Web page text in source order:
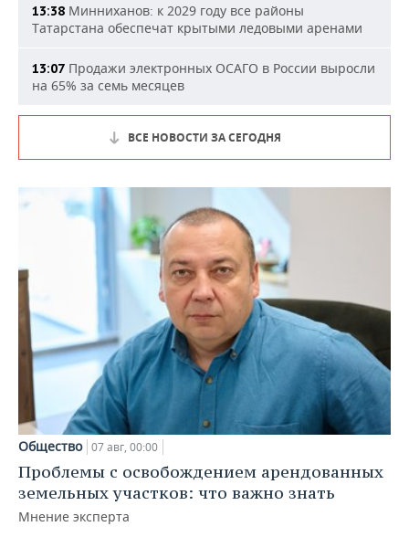
13:38 Минниханов: к 2029 году все районы
Татарстана обеспечат крытыми ледовыми аренами
13:07 Продажи электронных ОСАГО в России выросли
на 65% за семь месяцев
ВСЕ НОВОСТИ ЗА СЕГОДНЯ
Общество 07 авг, 00:00
Проблемы с освобождением арендованных
земельных участков: что важно знать
Мнение эксперта